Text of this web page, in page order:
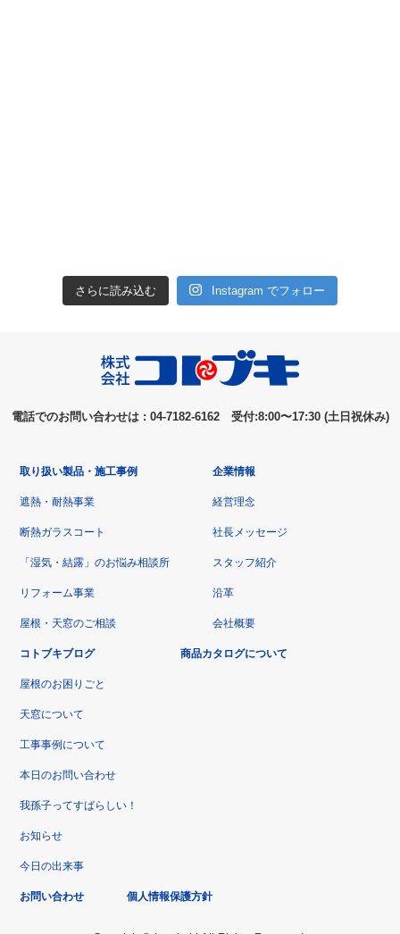
さらに読み込む Instagram でフォロー
電話でのお問い合わせは : 04-7182-6162 受付:8:00〜17:30 (土日祝休み)
取り扱い製品・施工事例
遮熱・耐熱事業
断熱ガラスコート
「湿気・結露」のお悩み相談所
リフォーム事業
屋根・天窓のご相談
企業情報
経営理念
社長メッセージ
スタッフ紹介
沿革
会社概要
コトブキブログ
屋根のお困りごと
天窓について
工事事例について
本日のお問い合わせ
我孫子ってすばらしい！
お知らせ
今日の出来事
商品カタログについて
お問い合わせ 個人情報保護方針